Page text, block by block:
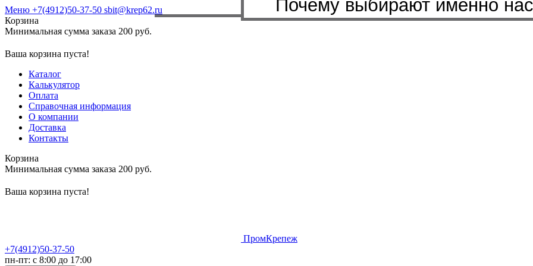
Меню +7(4912)50-37-50 sbit@krep62.ru
Корзина
Минимальная сумма заказа 200 руб.
Ваша корзина пуста!
Каталог
Калькулятор
Оплата
Справочная информация
О компании
Доставка
Контакты
Корзина
Минимальная сумма заказа 200 руб.
Ваша корзина пуста!
ПромКрепеж
+7(4912)50-37-50
пн-пт: с 8:00 до 17:00
Бренды, с которыми мы
Почему выбирают именно